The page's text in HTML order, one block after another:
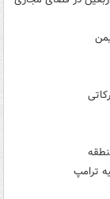
ترامپ